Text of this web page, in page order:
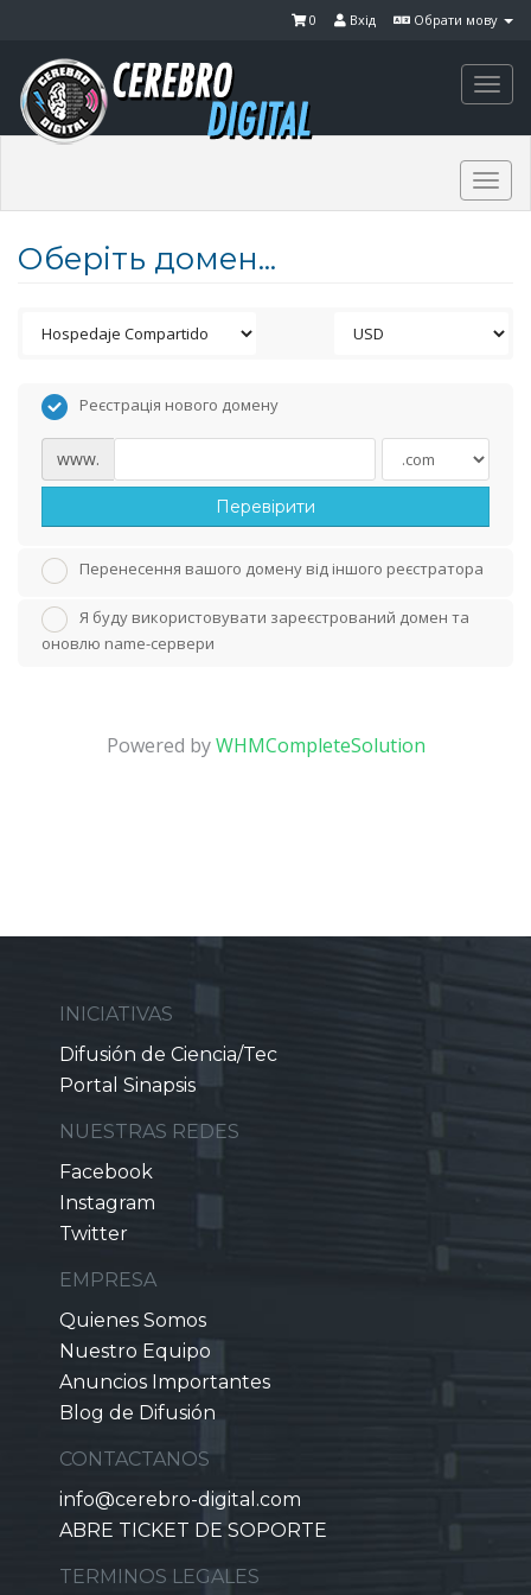
Обрати мову
Вхід
0
Оберіть домен...
Реєстрація нового домену
www.
Перевірити
Перенесення вашого домену від іншого реєстратора
Я буду використовувати зареєстрований домен та
оновлю name-сервери
Powered byWHMCompleteSolution
INICIATIVAS
Difusión de Ciencia/Tec
Portal Sinapsis
NUESTRAS REDES
Facebook
Instagram
Twitter
EMPRESA
Quienes Somos
Nuestro Equipo
Anuncios Importantes
Blog de Difusión
CONTACTANOS
info@cerebro-digital.com
ABRE TICKET DE SOPORTE
TERMINOS LEGALES